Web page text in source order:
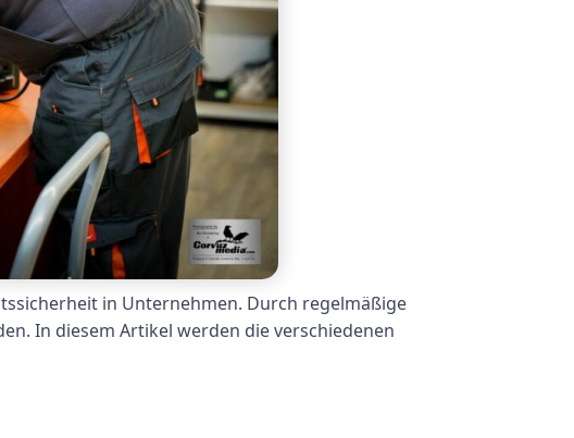
in Unternehmen. Durch regelmäßige
In diesem Artikel werden die verschiedenen